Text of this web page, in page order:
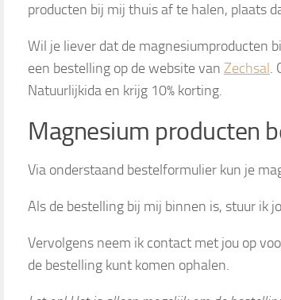
producten bij mij thuis af te halen, plaats
Wil je liever dat de magnesiumproducten
een bestelling op de website van Zechsal.
Natuurlijkida en krijg 10% korting.
Magnesium producten
Via onderstaand bestelformulier kun je
Als de bestelling bij mij binnen is, stuur ik
Vervolgens neem ik contact met jou op
de bestelling kunt komen ophalen.